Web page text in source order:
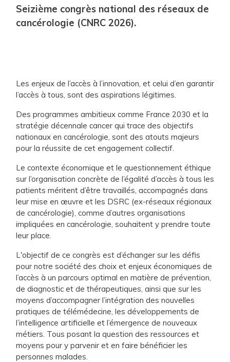
Seizième congrès national des réseaux de
cancérologie (CNRC 2026).
Les enjeux de l’accès à l’innovation, et celui d’en garantir
l’accès à tous, sont des aspirations légitimes.
Des programmes ambitieux comme France 2030 et la
stratégie décennale cancer qui trace des objectifs
nationaux en cancérologie, sont des atouts majeurs
pour la réussite de cet engagement collectif.
Le contexte économique et le questionnement éthique
sur l’organisation concrète de l’égalité d’accès à tous les
patients méritent d’être travaillés, accompagnés dans
leur mise en œuvre et les DSRC (ex-réseaux régionaux
de cancérologie), comme d’autres organisations
impliquées en cancérologie, souhaitent y prendre toute
leur place.
L'objectif de ce congrès est d’échanger sur les défis
pour notre société des choix et enjeux économiques de
l’accès à un parcours optimal en matière de prévention,
de diagnostic et de thérapeutiques, ainsi que sur les
moyens d’accompagner l’intégration des nouvelles
pratiques de télémédecine, les développements de
l’intelligence artificielle et l’émergence de nouveaux
métiers. Tous posant la question des ressources et
moyens pour y parvenir et en faire bénéficier les
personnes malades.